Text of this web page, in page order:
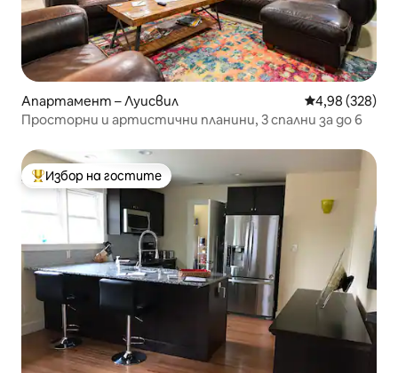
Апартамент – Луисвил Средна
4,98 (328)
Просторни и артистични планини, 3 спални за до 6
Най-популярен избор на гостите
Избор на гостите